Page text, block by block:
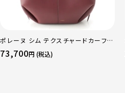
ポレーヌ シム テクスチャードカーフレ
ザー トートバッグ ダークチェリー レギ
ュラー
73,700円 (税込)